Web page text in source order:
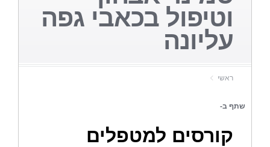
וטיפול בכאבי גפה
עליונה
ראשי
שתף ב-
קורסים למטפלים